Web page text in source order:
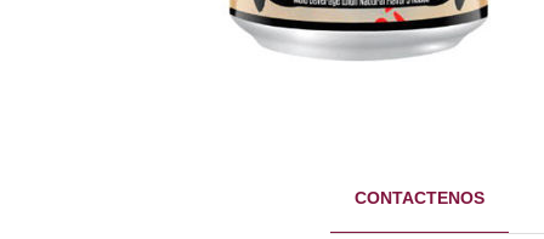
CONTACTENOS